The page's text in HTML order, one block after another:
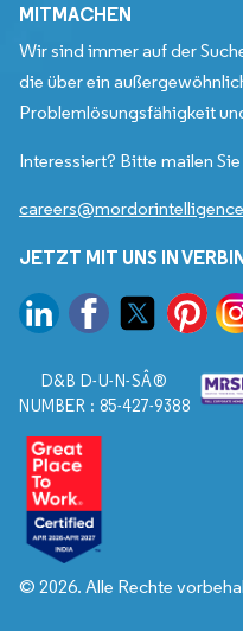
MITMACHEN
Wir sind immer auf der
die über ein
Problemlösungsfähigkeit
Interessiert? Bitte mailen Sie
JETZT MIT UNS IN
D&B D-U-N-SÂ®
NUMBER : 85-427-9388
© 2026. Alle Rechte